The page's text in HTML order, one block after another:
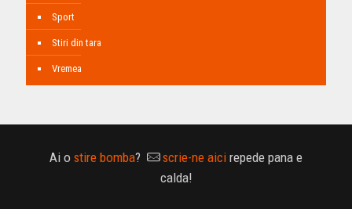
Sport
Stiri din tara
Vremea
Ai o stire bomba? scrie-ne aici repede pana e
calda!